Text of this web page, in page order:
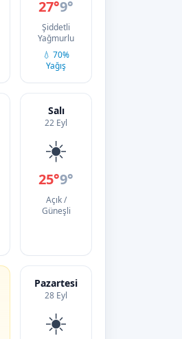
27°9°
Şiddetli
Yağmurlu
💧 70%
Yağış
Salı
22 Eyl
☀️
25°9°
Açık /
Güneşli
Pazartesi
28 Eyl
☀️